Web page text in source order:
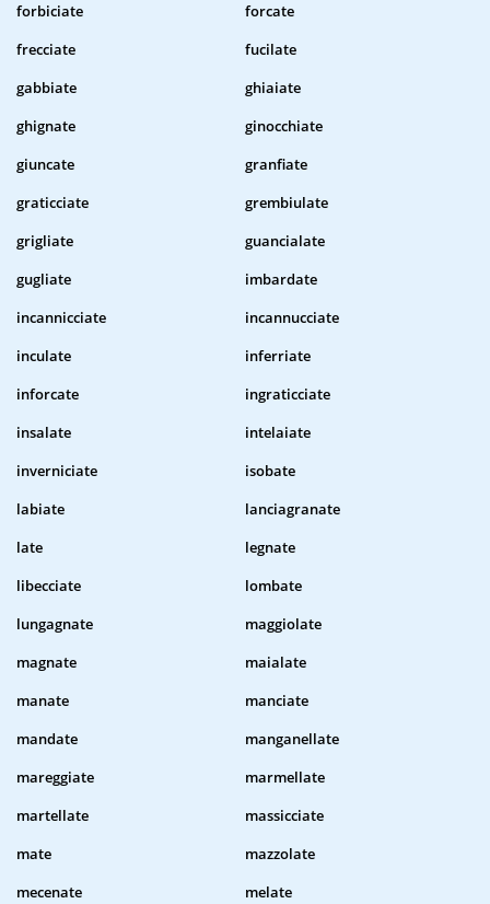
forbiciate
forcate
frecciate
fucilate
gabbiate
ghiaiate
ghignate
ginocchiate
giuncate
granfiate
graticciate
grembiulate
grigliate
guancialate
gugliate
imbardate
incannicciate
incannucciate
inculate
inferriate
inforcate
ingraticciate
insalate
intelaiate
inverniciate
isobate
labiate
lanciagranate
late
legnate
libecciate
lombate
lungagnate
maggiolate
magnate
maialate
manate
manciate
mandate
manganellate
mareggiate
marmellate
martellate
massicciate
mate
mazzolate
mecenate
melate